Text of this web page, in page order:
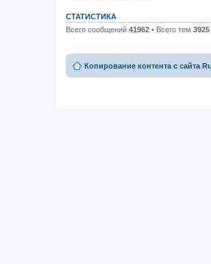
СТАТИСТИКА
Всего сообщений 41962 • Всего тем 3925
Копирование контента с сайта